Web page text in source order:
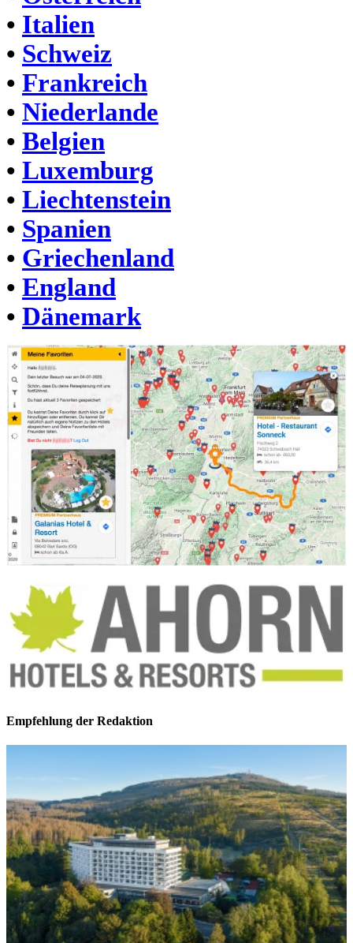
• Italien
• Schweiz
• Frankreich
• Niederlande
• Belgien
• Luxemburg
• Liechtenstein
• Spanien
• Griechenland
• England
• Dänemark
Empfehlung der Redaktion